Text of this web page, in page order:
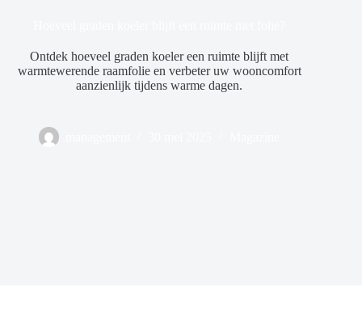
Ontdek hoeveel graden koeler een ruimte blijft met
warmtewerende raamfolie en verbeter uw wooncomfort
aanzienlijk tijdens warme dagen.